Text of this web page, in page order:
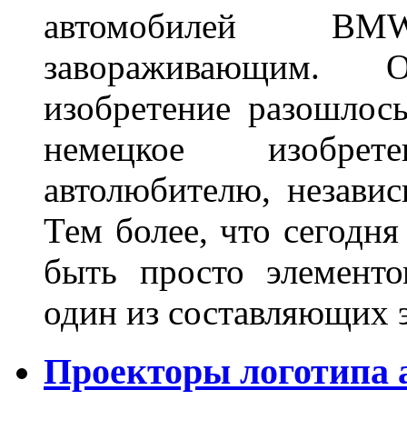
автомобилей
завораживающим.
изобретение
немецкое
автолюбителю,
Тем более, что сегодня
быть просто
один из
Проекторы логотипа